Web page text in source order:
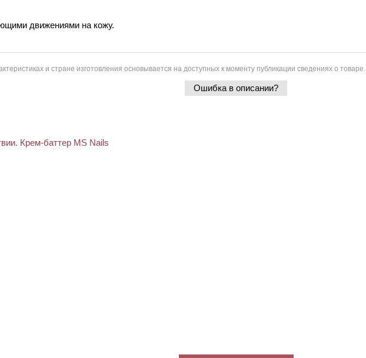
движениями на кожу.
и стране изготовления основывается на доступных к моменту публикации сведениях о товаре.
Ошибка в описании?